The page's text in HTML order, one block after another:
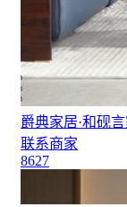
爵典家居·和砚
联系商家
8627